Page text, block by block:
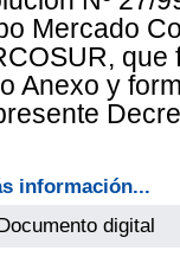
Mercado
que
Anexo y
información...
digital